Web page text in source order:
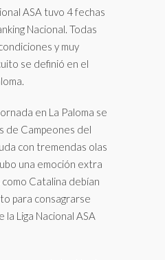
ASA tuvo 4 fechas
Nacional. Todas
y muy
se definió en el
en La Paloma se
de Campeones del
con tremendas olas
una emoción extra
Catalina debían
para consagrarse
Liga Nacional ASA